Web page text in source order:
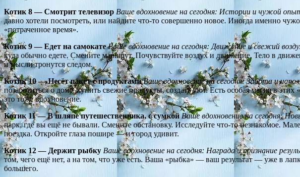
Котик 8 — Смотрит телевизор Ваше вдохновение на сегодня: Истории и чужой
давно хотели посмотреть, или найдите что-то совершенно новое. Иногда именно
«потраченное время».
Котик 9 — Едет на самокате Ваше вдохновение на сегодня: Движение и свежий
куда обычно едете. Смените маршрут. Почувствуйте воздух и движение. Тело в
и мысли тронутся следом.
Котик 10 — Несёт пакет с продуктами Ваше вдохновение на сегодня: Забота и
позаботиться о доме, купить свежие продукты, создать уют. Есть особая магия в
это тоже вдохновение.
Котик 11 — В шляпе путешественника, с сумкой Ваше вдохновение на сегодня:
парк, где вы ещё не бывали. Смените обстановку. Исследуйте что-то незнакомое.
поездка. Откройте глаза пошире — и город удивит.
Котик 12 — Держит рыбку Ваше вдохновение на сегодня: Награда и признание
том, чего ещё нет, а на том, что уже есть. Ваша «рыбка» — ваш результат — уже в
большего.